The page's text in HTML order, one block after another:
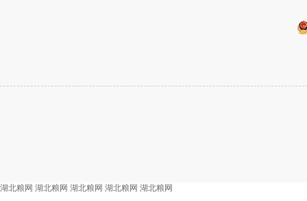
湖北粮网 湖北粮网 湖北粮网 湖北粮网 湖北粮网